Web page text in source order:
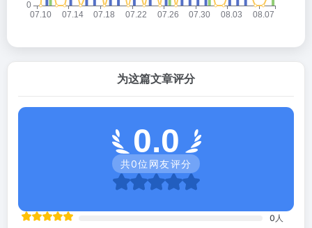
为这篇文章评分
0.0
共0位网友评分
0 人